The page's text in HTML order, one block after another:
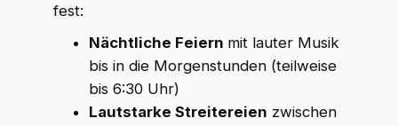
fest:
Nächtliche Feiern mit lauter Musik
bis in die Morgenstunden (teilweise
bis 6:30 Uhr)
Lautstarke Streitereien zwischen